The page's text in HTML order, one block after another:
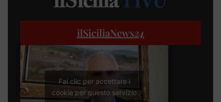
ilSiciliaNews24
Fai clic per accettare i
cookie per questo servizio